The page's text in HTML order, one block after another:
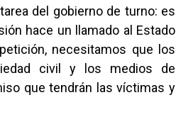
del gobierno de turno: es
hace un llamado al Estado
necesitamos que los
civil y los medios de
que tendrán las víctimas y